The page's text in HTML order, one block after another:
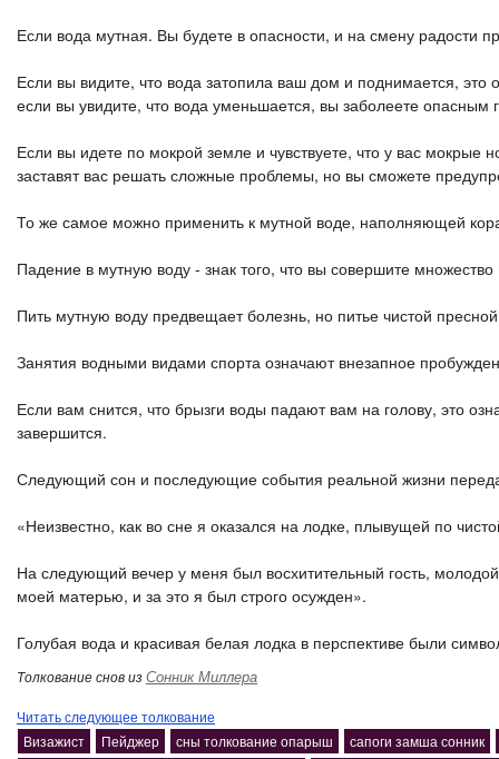
Если вода мутная. Вы будете в опасности, и на смену радости
Если вы видите, что вода затопила ваш дом и поднимается, это
если вы увидите, что вода уменьшается, вы заболеете опасным
Если вы идете по мокрой земле и чувствуете, что у вас
заставят вас решать сложные проблемы, но вы сможете
То же самое можно применить к мутной воде, наполняющей
Падение в мутную воду - знак того, что вы совершите
Пить мутную воду предвещает болезнь, но питье чистой
Занятия водными видами спорта означают внезапное
Если вам снится, что брызги воды падают вам на голову, это
завершится.
Следующий сон и последующие события реальной жизни
«Неизвестно, как во сне я оказался на лодке, плывущей по
На следующий вечер у меня был восхитительный гость,
моей матерью, и за это я был строго осужден».
Голубая вода и красивая белая лодка в перспективе были
Толкование снов изСонник Миллера
Читать следующее толкование
Визажист
Пейджер сны толкование опарыш
сапоги замша сонник